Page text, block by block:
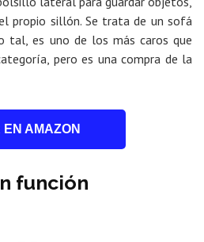
propio sillón. Se trata de un sofá
tal, es uno de los más caros que
pero es una compra de la
EN AMAZON
función